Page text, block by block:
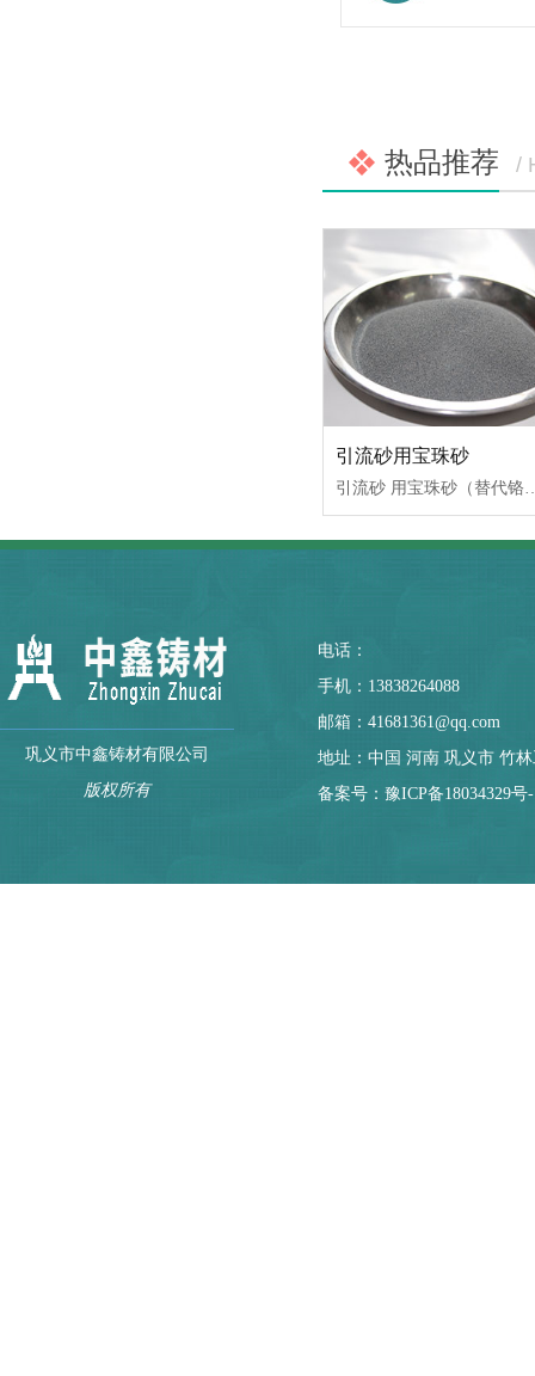
热品推荐 /
引流砂用宝珠砂
引流砂 用宝珠砂（替代铬铁矿砂） 引流砂用宝珠砂是铬质引流砂
巩义市中鑫铸材有限公司
版权所有
电话：
手机：13838264088
邮箱：41681361@qq.com
地址：中国 河南 巩义市 竹
备案号： 豫ICP备18034329号